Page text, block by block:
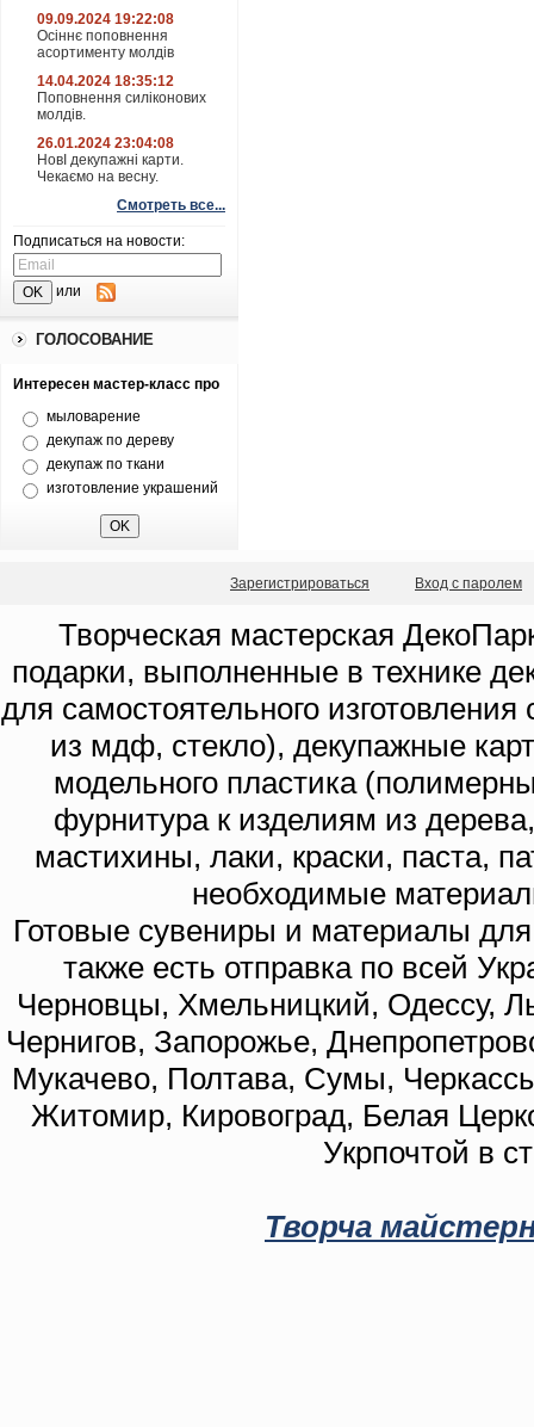
09.09.2024 19:22:08
Осіннє поповнення
асортименту молдів
14.04.2024 18:35:12
Поповнення силіконових
молдів.
26.01.2024 23:04:08
НовІ декупажні карти.
Чекаємо на весну.
Смотреть все...
Подписаться на новости:
или
ГОЛОСОВАНИЕ
Интересен мастер-класс про
мыловарение
декупаж по дереву
декупаж по ткани
изготовление украшений
Зарегистрироваться Вход с паролем
Творческая мастерская
подарки, выполненные в технике
для самостоятельного
из мдф, стекло), декупажные
модельного пластика
фурнитура к изделиям из
мастихины, лаки, краски, паста,
необходимые
Готовые сувениры и материалы
также есть отправка по всей
Черновцы, Хмельницкий, Одессу,
Чернигов, Запорожье,
Мукачево, Полтава, Сумы,
Житомир, Кировоград, Белая
Укрпочтой в
Творча